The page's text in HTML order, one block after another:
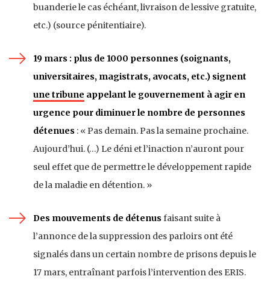
buanderie le cas échéant, livraison de lessive gratuite,
etc.) (source pénitentiaire).
19 mars : plus de 1000 personnes (soignants,
universitaires, magistrats, avocats, etc.) signent
une tribune appelant le gouvernement à agir en
urgence pour diminuer le nombre de personnes
détenues : « Pas demain. Pas la semaine prochaine.
Aujourd’hui. (…) Le déni et l’inaction n’auront pour
seul effet que de permettre le développement rapide
de la maladie en détention. »
Des mouvements de détenus faisant suite à
l’annonce de la suppression des parloirs ont été
signalés dans un certain nombre de prisons depuis le
17 mars, entraînant parfois l’intervention des ERIS.